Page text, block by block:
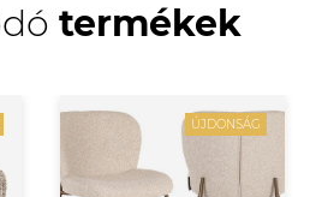
termékek
ÚJDONSÁG